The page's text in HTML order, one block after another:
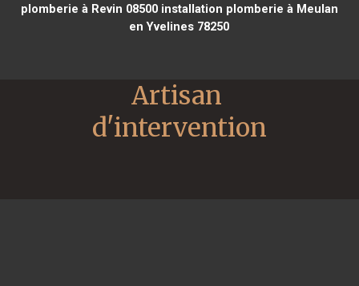
plomberie à Revin 08500installation plomberie à Meulan
en Yvelines 78250
Artisan
d'intervention